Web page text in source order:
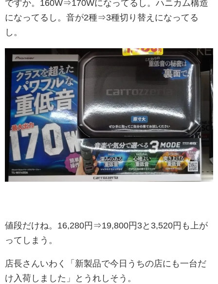
ですか。160W⇒170Wになってるし。ハニカム構造
になってるし。音が2種⇒3種切り替えになってる
し。
値段だけね。16,280円⇒19,800円3と3,520円も上が
ってしまう。
店長さんいわく「新製品で今日うちの店にも一台だ
け入荷しました」とうれしそう。